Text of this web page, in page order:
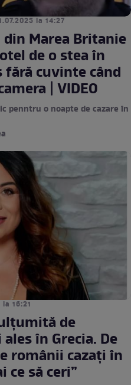
la 14:27
Marea Britanie
de o stea în
cuvinte când
| VIDEO
penntru o noapte de cazare în
16:21
de
în Grecia. De
românii cazați în
ce să ceri”